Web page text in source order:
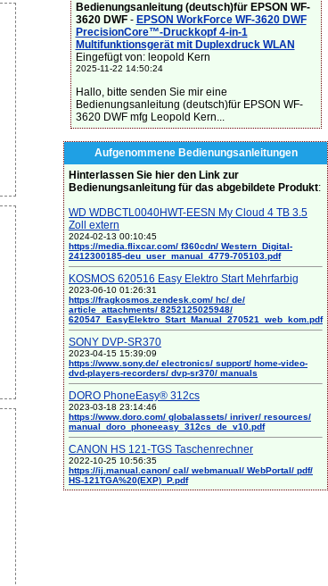
Bedienungsanleitung (deutsch)für EPSON WF-
3620 DWF- EPSON WorkForce WF-3620 DWF
PrecisionCore™-Druckkopf 4-in-1
Multifunktionsgerät mit Duplexdruck WLAN
Eingefügt von: leopold Kern
2025-11-22 14:50:24
Hallo, bitte senden Sie mir eine
Bedienungsanleitung (deutsch)für EPSON WF-
3620 DWF mfg Leopold Kern...
Aufgenommene Bedienungsanleitungen
Hinterlassen Sie hier den Link zur
Bedienungsanleitung für das abgebildete Produkt:
WD WDBCTL0040HWT-EESN My Cloud 4 TB 3.5
Zoll extern
2024-02-13 00:10:45
https://media.flixcar.com/ f360cdn/ Western_Digital-
2412300185-deu_user_manual_4779-705103.pdf
KOSMOS 620516 Easy Elektro Start Mehrfarbig
2023-06-10 01:26:31
https://fragkosmos.zendesk.com/ hc/ de/
article_attachments/ 8252125025948/
620547_EasyElektro_Start_Manual_270521_web_kom.pdf
SONY DVP-SR370
2023-04-15 15:39:09
https://www.sony.de/ electronics/ support/ home-video-
dvd-players-recorders/ dvp-sr370/ manuals
DORO PhoneEasy® 312cs
2023-03-18 23:14:46
https://www.doro.com/ globalassets/ inriver/ resources/
manual_doro_phoneeasy_312cs_de_v10.pdf
CANON HS 121-TGS Taschenrechner
2022-10-25 10:56:35
https://ij.manual.canon/ cal/ webmanual/ WebPortal/ pdf/
HS-121TGA%20(EXP)_P.pdf